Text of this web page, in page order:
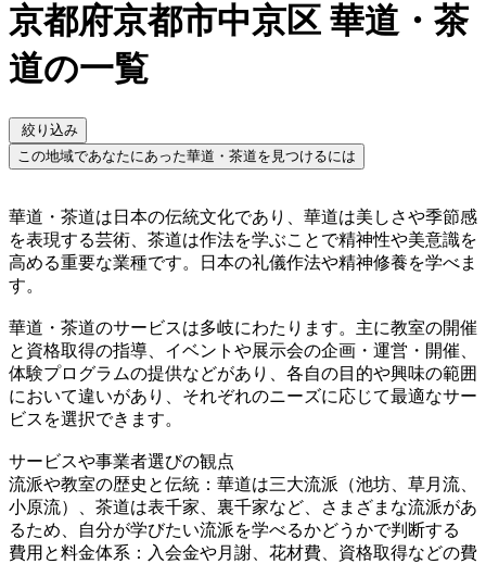
京都府京都市中京区 華道・茶
道の一覧
絞り込み
この地域であなたにあった華道・茶道を見つけるには
華道・茶道は日本の伝統文化であり、華道は美しさや季節感
を表現する芸術、茶道は作法を学ぶことで精神性や美意識を
高める重要な業種です。日本の礼儀作法や精神修養を学べま
す。
華道・茶道のサービスは多岐にわたります。主に教室の開催
と資格取得の指導、イベントや展示会の企画・運営・開催、
体験プログラムの提供などがあり、各自の目的や興味の範囲
において違いがあり、それぞれのニーズに応じて最適なサー
ビスを選択できます。
サービスや事業者選びの観点
流派や教室の歴史と伝統：華道は三大流派（池坊、草月流、
小原流）、茶道は表千家、裏千家など、さまざまな流派があ
るため、自分が学びたい流派を学べるかどうかで判断する
費用と料金体系：入会金や月謝、花材費、資格取得などの費